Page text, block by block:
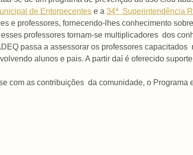
de Entorpecentes e a 34ª Superintendência
e professores, fornecendo-lhes conhecimento
professores tornam-se multiplicadores dos
passa a assessorar os professores capacitados
alunos e pais. A partir daí é oferecido
com as contribuições da comunidade, o Programa